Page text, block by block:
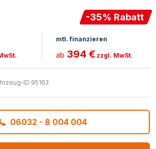
-35% Rabatt
mtl. finanzieren
ab 394 € zzgl. MwSt.
ID 95163
06032 - 8 004 004